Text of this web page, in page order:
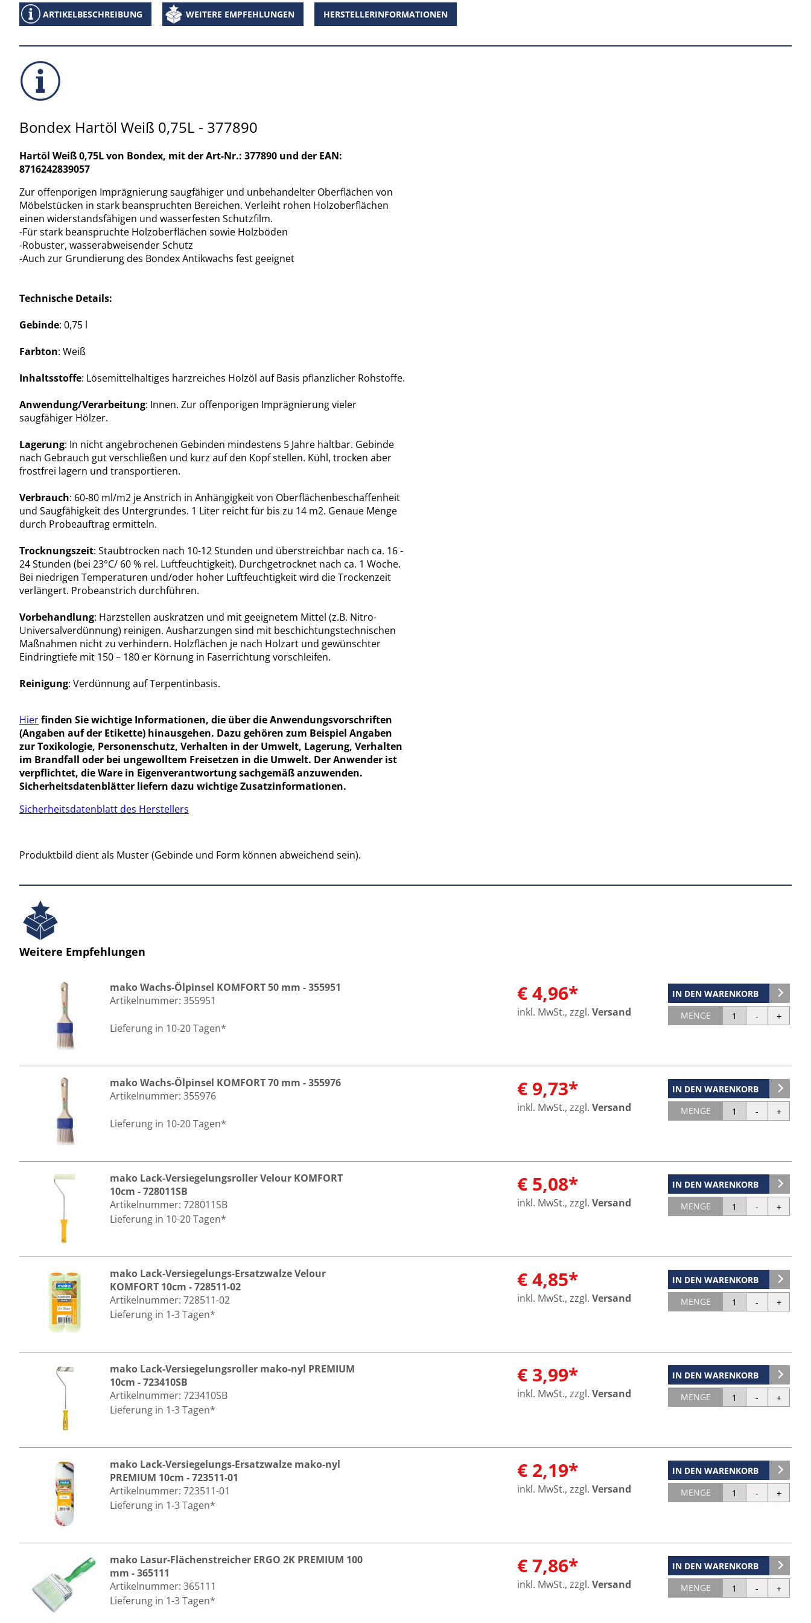
ARTIKELBESCHREIBUNG WEITERE EMPFEHLUNGEN HERSTELLERINFORMATIONEN
Bondex Hartöl Weiß 0,75L - 377890
Hartöl Weiß 0,75L von Bondex, mit der Art-Nr.: 377890 und der EAN:
8716242839057
Zur offenporigen Imprägnierung saugfähiger und unbehandelter Oberflächen von
Möbelstücken in stark beanspruchten Bereichen. Verleiht rohen Holzoberflächen
einen widerstandsfähigen und wasserfesten Schutzfilm.
-Für stark beanspruchte Holzoberflächen sowie Holzböden
-Robuster, wasserabweisender Schutz
-Auch zur Grundierung des Bondex Antikwachs fest geeignet
Technische Details:
Gebinde: 0,75 l
Farbton: Weiß
Inhaltsstoffe: Lösemittelhaltiges harzreiches Holzöl auf Basis pflanzlicher Rohstoffe.
Anwendung/Verarbeitung: Innen. Zur offenporigen Imprägnierung vieler
saugfähiger Hölzer.
Lagerung: In nicht angebrochenen Gebinden mindestens 5 Jahre haltbar. Gebinde
nach Gebrauch gut verschließen und kurz auf den Kopf stellen. Kühl, trocken aber
frostfrei lagern und transportieren.
Verbrauch: 60-80 ml/m2 je Anstrich in Anhängigkeit von Oberflächenbeschaffenheit
und Saugfähigkeit des Untergrundes. 1 Liter reicht für bis zu 14 m2. Genaue Menge
durch Probeauftrag ermitteln.
Trocknungszeit: Staubtrocken nach 10-12 Stunden und überstreichbar nach ca. 16 -
24 Stunden (bei 23°C/ 60 % rel. Luftfeuchtigkeit). Durchgetrocknet nach ca. 1 Woche.
Bei niedrigen Temperaturen und/oder hoher Luftfeuchtigkeit wird die Trockenzeit
verlängert. Probeanstrich durchführen.
Vorbehandlung: Harzstellen auskratzen und mit geeignetem Mittel (z.B. Nitro-
Universalverdünnung) reinigen. Ausharzungen sind mit beschichtungstechnischen
Maßnahmen nicht zu verhindern. Holzflächen je nach Holzart und gewünschter
Eindringtiefe mit 150 – 180 er Körnung in Faserrichtung vorschleifen.
Reinigung: Verdünnung auf Terpentinbasis.
Hierfinden Sie wichtige Informationen, die über die Anwendungsvorschriften
(Angaben auf der Etikette) hinausgehen. Dazu gehören zum Beispiel Angaben
zur Toxikologie, Personenschutz, Verhalten in der Umwelt, Lagerung, Verhalten
im Brandfall oder bei ungewolltem Freisetzen in die Umwelt. Der Anwender ist
verpflichtet, die Ware in Eigenverantwortung sachgemäß anzuwenden.
Sicherheitsdatenblätter liefern dazu wichtige Zusatzinformationen.
Sicherheitsdatenblatt des Herstellers
Produktbild dient als Muster (Gebinde und Form können abweichend sein).
Weitere Empfehlungen
mako Wachs-Ölpinsel KOMFORT 50 mm - 355951
Artikelnummer: 355951
Lieferung in 10-20 Tagen*
IN DEN WARENKORB
MENGE
€ 4,96*
inkl. MwSt., zzgl. Versand
mako Wachs-Ölpinsel KOMFORT 70 mm - 355976
Artikelnummer: 355976
Lieferung in 10-20 Tagen*
IN DEN WARENKORB
MENGE
€ 9,73*
inkl. MwSt., zzgl. Versand
mako Lack-Versiegelungsroller Velour KOMFORT
10cm - 728011SB
Artikelnummer: 728011SB
Lieferung in 10-20 Tagen*
IN DEN WARENKORB
MENGE
€ 5,08*
inkl. MwSt., zzgl. Versand
mako Lack-Versiegelungs-Ersatzwalze Velour
KOMFORT 10cm - 728511-02
Artikelnummer: 728511-02
Lieferung in 1-3 Tagen*
IN DEN WARENKORB
MENGE
€ 4,85*
inkl. MwSt., zzgl. Versand
mako Lack-Versiegelungsroller mako-nyl PREMIUM
10cm - 723410SB
Artikelnummer: 723410SB
Lieferung in 1-3 Tagen*
IN DEN WARENKORB
MENGE
€ 3,99*
inkl. MwSt., zzgl. Versand
mako Lack-Versiegelungs-Ersatzwalze mako-nyl
PREMIUM 10cm - 723511-01
Artikelnummer: 723511-01
Lieferung in 1-3 Tagen*
IN DEN WARENKORB
MENGE
€ 2,19*
inkl. MwSt., zzgl. Versand
mako Lasur-Flächenstreicher ERGO 2K PREMIUM 100
mm - 365111
Artikelnummer: 365111
Lieferung in 1-3 Tagen*
IN DEN WARENKORB
MENGE
€ 7,86*
inkl. MwSt., zzgl. Versand